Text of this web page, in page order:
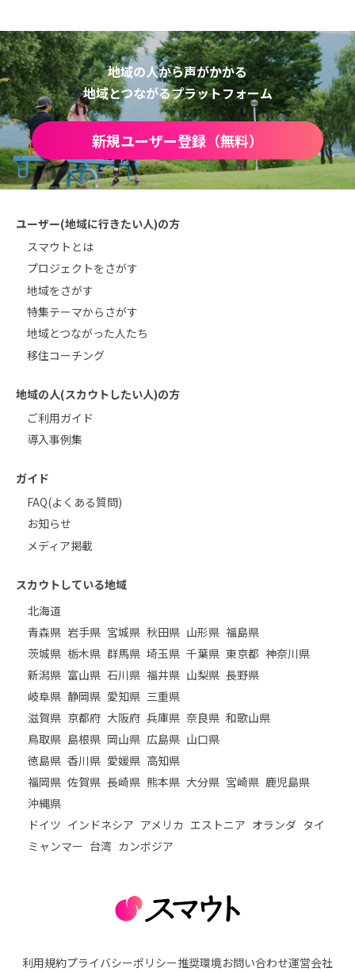
地域の人から声がかかる
地域とつながるプラットフォーム
新規ユーザー登録（無料）
ユーザー(地域に行きたい人)の方
スマウトとは
プロジェクトをさがす
地域をさがす
特集テーマからさがす
地域とつながった人たち
移住コーチング
地域の人(スカウトしたい人)の方
ご利用ガイド
導入事例集
ガイド
FAQ(よくある質問)
お知らせ
メディア掲載
スカウトしている地域
北海道
青森県 岩手県 宮城県 秋田県 山形県 福島県
茨城県 栃木県 群馬県 埼玉県 千葉県 東京都 神奈川県
新潟県 富山県 石川県 福井県 山梨県 長野県
岐阜県 静岡県 愛知県 三重県
滋賀県 京都府 大阪府 兵庫県 奈良県 和歌山県
鳥取県 島根県 岡山県 広島県 山口県
徳島県 香川県 愛媛県 高知県
福岡県 佐賀県 長崎県 熊本県 大分県 宮崎県 鹿児島県
沖縄県
ドイツ インドネシア アメリカ エストニア オランダ タイ
ミャンマー 台湾 カンボジア
利用規約プライバシーポリシー推奨環境お問い合わせ運営会社